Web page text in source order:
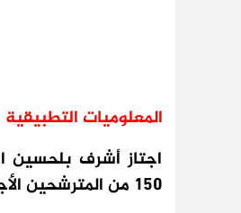
المعلوميات التطبيقية
اجتاز أشرف بلحسين
150 من المترشحين الأجانب؛ ما جعل حضوره في “الموسم التحضيري” مختصرا في ستة شهور.